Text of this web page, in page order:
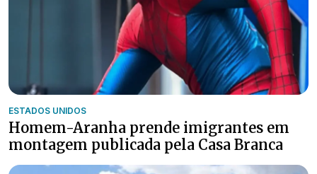
ESTADOS UNIDOS
Homem-Aranha prende imigrantes em
montagem publicada pela Casa Branca